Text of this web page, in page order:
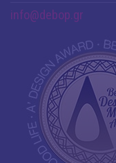
info@debop.gr